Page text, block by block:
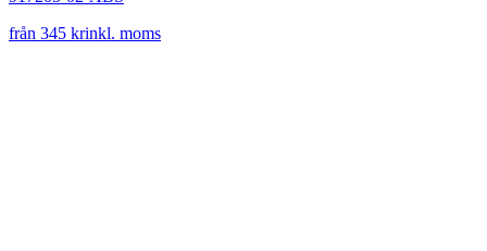
från 345 krinkl. moms